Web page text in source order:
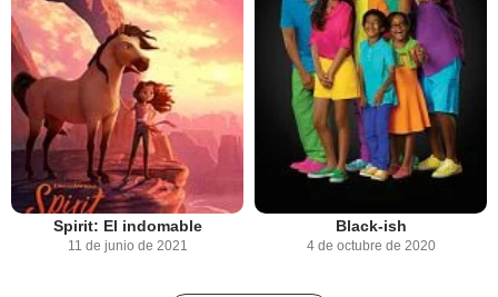
Spirit: El indomable
11 de junio de 2021
Black-ish
4 de octubre de 2020